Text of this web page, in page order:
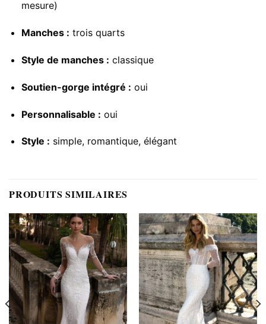
mesure)
Manches : trois quarts
Style de manches : classique
Soutien-gorge intégré : oui
Personnalisable : oui
Style : simple, romantique, élégant
PRODUITS SIMILAIRES